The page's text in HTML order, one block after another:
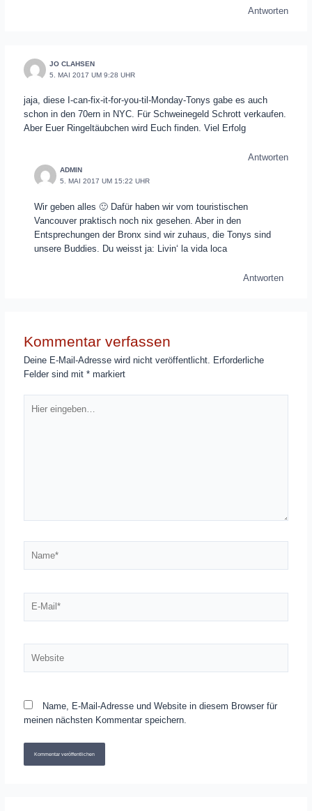
Antworten
JO CLAHSEN
5. MAI 2017 UM 9:28 UHR
jaja, diese I-can-fix-it-for-you-til-Monday-Tonys gabe es auch
schon in den 70ern in NYC. Für Schweinegeld Schrott verkaufen.
Aber Euer Ringeltäubchen wird Euch finden. Viel Erfolg
Antworten
ADMIN
5. MAI 2017 UM 15:22 UHR
Wir geben alles 🙂 Dafür haben wir vom touristischen
Vancouver praktisch noch nix gesehen. Aber in den
Entsprechungen der Bronx sind wir zuhaus, die Tonys sind
unsere Buddies. Du weisst ja: Livin‘ la vida loca
Antworten
Kommentar verfassen
Deine E-Mail-Adresse wird nicht veröffentlicht.
Erforderliche
Felder sind mit* markiert
eingeben…
Mail*
Name, E-Mail-Adresse und Website in diesem Browser für
meinen nächsten Kommentar speichern.